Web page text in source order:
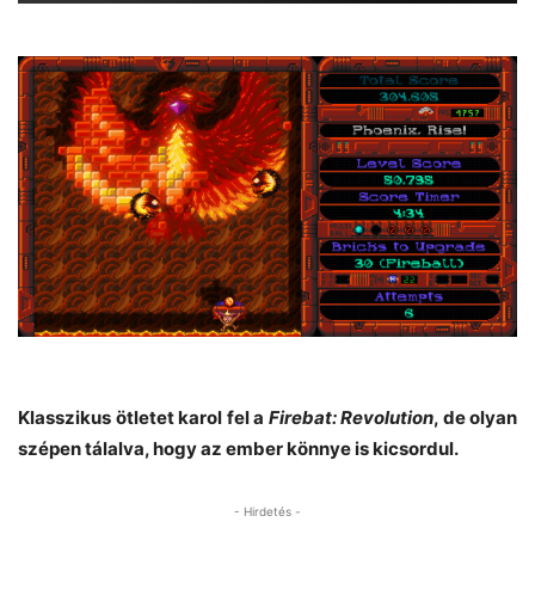
Klasszikus ötletet karol fel a Firebat: Revolution, de olyan
szépen tálalva, hogy az ember könnye is kicsordul.
- Hirdetés -